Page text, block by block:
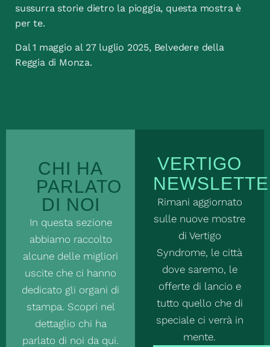
sussurra storie dietro la pioggia, questa mostra è
per te.
Dal 1 maggio al 27 luglio 2025, Belvedere della
Reggia di Monza.
CHI HA
PARLATO
DI NOI
In questa sezione
abbiamo raccolto
alcune delle migliori
uscite che ci hanno
dedicato gli organi di
stampa. Scopri nel
dettaglio chi ha
parlato di noi da qui.
VERTIGO
Rimani aggiornato
sulle nuove mostre
di Vertigo
Syndrome, le città
dove saremo, le
offerte di lancio e
tutto quello che di
speciale ci verrà in
mente.